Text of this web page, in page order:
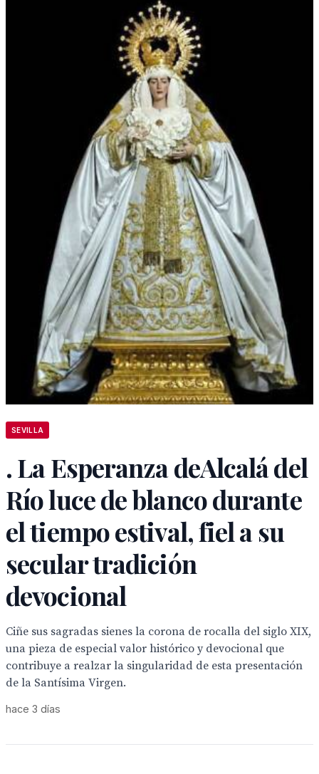
SEVILLA
. La Esperanza deAlcalá del
Río luce de blanco durante
el tiempo estival, fiel a su
secular tradición
devocional
Ciñe sus sagradas sienes la corona de rocalla del siglo XIX,
una pieza de especial valor histórico y devocional que
contribuye a realzar la singularidad de esta presentación
de la Santísima Virgen.
hace 3 días